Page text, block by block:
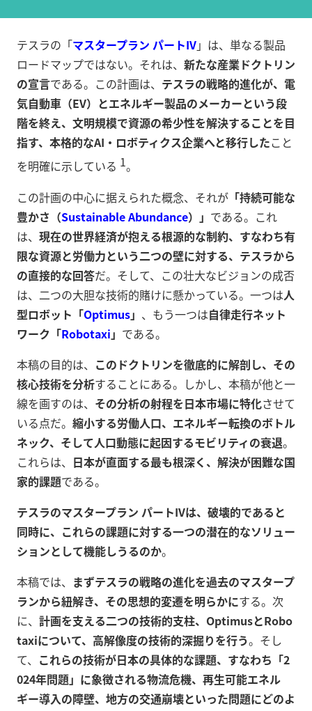
テスラの「マスタープラン パートIV」は、単なる製品
ロードマップではない。それは、 新たな産業ドクトリン
の宣言である。この計画は、 テスラの戦略的進化が、電
気自動車（EV）とエネルギー製品のメーカーという段
階を終え、文明規模で資源の希少性を解決することを目
指す、本格的なAI・ロボティクス企業へと移行したこと
を明確に示している 1。
この計画の中心に据えられた概念、それが 「持続可能な
豊かさ（Sustainable Abundance）」 である。これ
は、 現在の世界経済が抱える根源的な制約、すなわち有
限な資源と労働力という二つの壁に対する、テスラから
の直接的な回答だ。そして、この壮大なビジョンの成否
は、二つの大胆な技術的賭けに懸かっている。一つは人
型ロボット「Optimus」 、もう一つは自律走行ネット
ワーク「Robotaxi」 である。
本稿の目的は、 このドクトリンを徹底的に解剖し、その
核心技術を分析することにある。しかし、本稿が他と一
線を画すのは、 その分析の射程を日本市場に特化させて
いる点だ。 縮小する労働人口、エネルギー転換のボトル
ネック、そして人口動態に起因するモビリティの衰退。
これらは、 日本が直面する最も根深く、解決が困難な国
家的課題である。
テスラのマスタープラン パートIVは、破壊的であると
同時に、これらの課題に対する一つの潜在的なソリュー
ションとして機能しうるのか。
本稿では、 まずテスラの戦略の進化を過去のマスタープ
ランから紐解き、その思想的変遷を明らかにする。次
に、 計画を支える二つの技術的支柱、OptimusとRobo
taxiについて、高解像度の技術的深掘りを行う。そし
て、 これらの技術が日本の具体的な課題、すなわち「2
024年問題」に象徴される物流危機、再生可能エネル
ギー導入の障壁、地方の交通崩壊といった問題にどのよ